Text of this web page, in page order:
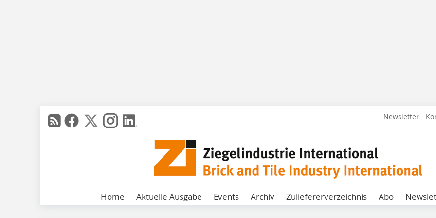
Newsletter
Home Aktuelle Ausgabe Events Archiv Zuliefererverzeichnis Abo